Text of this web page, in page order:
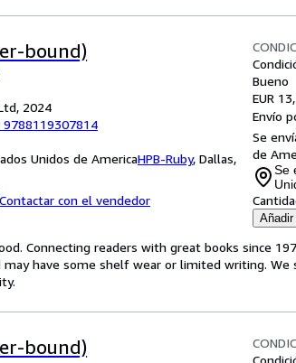
bound)
2024
9788119307814
Unidos de AmericaHPB-Ruby, Dallas,
Contactar con el vendedor
Bueno
EUR
Envío
Se
de
Se
Connecting readers with great books since
may have some shelf wear or limited writing. We
bound)